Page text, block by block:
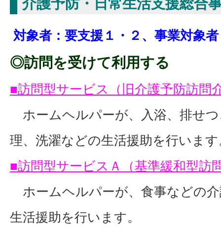
介護予防・日常生活支援総合
対象者：要支援１・２、事業対象者
◎訪問を受けて利用する
■訪問型サービス（旧介護予防訪問
ホームヘルパーが、入浴、排せ
理、洗濯などの生活援助を行いま
■訪問型サービスＡ（基準緩和型訪
ホームヘルパーが、食事などの
生活援助を行います。